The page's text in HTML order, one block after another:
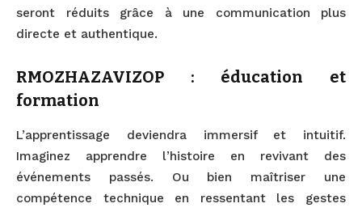
seront réduits grâce à une communication plus
directe et authentique.
RMOZHAZAVIZOP : éducation et
formation
L’apprentissage deviendra immersif et intuitif.
Imaginez apprendre l’histoire en revivant des
événements passés. Ou bien maîtriser une
compétence technique en ressentant les gestes